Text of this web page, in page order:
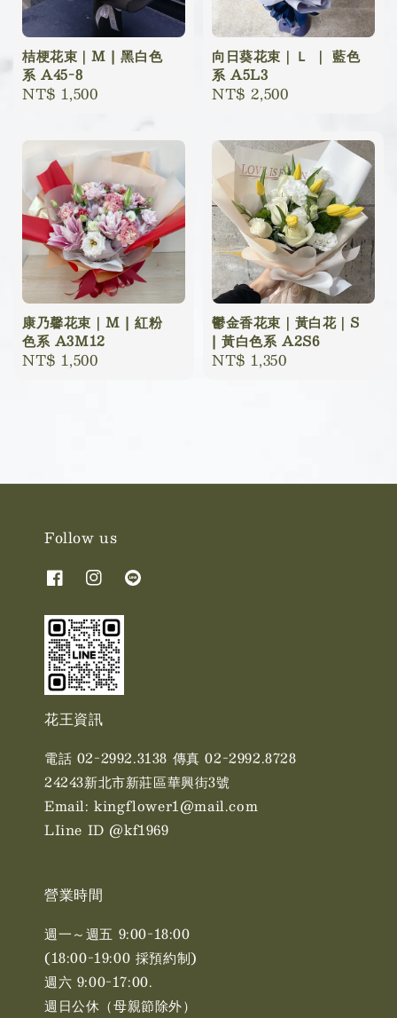
桔梗花束｜M | 黑白色
系 A45-8
Regular
NT$ 1,500
向日葵花束｜Ｌ ｜ 藍色
系 A5L3
Regular
NT$ 2,500
康乃馨花束｜M | 紅粉
色系 A3M12
Regular
NT$ 1,500
鬱金香花束｜黃白花｜S
| 黃白色系 A2S6
Regular
NT$ 1,350
Follow us
花王資訊
電話 02-2992.3138 傳真 02-2992.8728
24243新北市新莊區華興街3號
Email: kingflower1@mail.com
LIine ID @kf1969
營業時間
週一～週五 9:00-18:00
(18:00-19:00 採預約制)
週六 9:00-17:00. ​​
週日公休（母親節除外）